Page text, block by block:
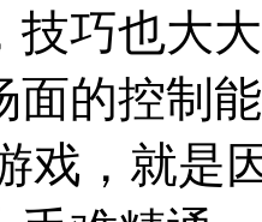
技巧也大
面的控制
戏，就是